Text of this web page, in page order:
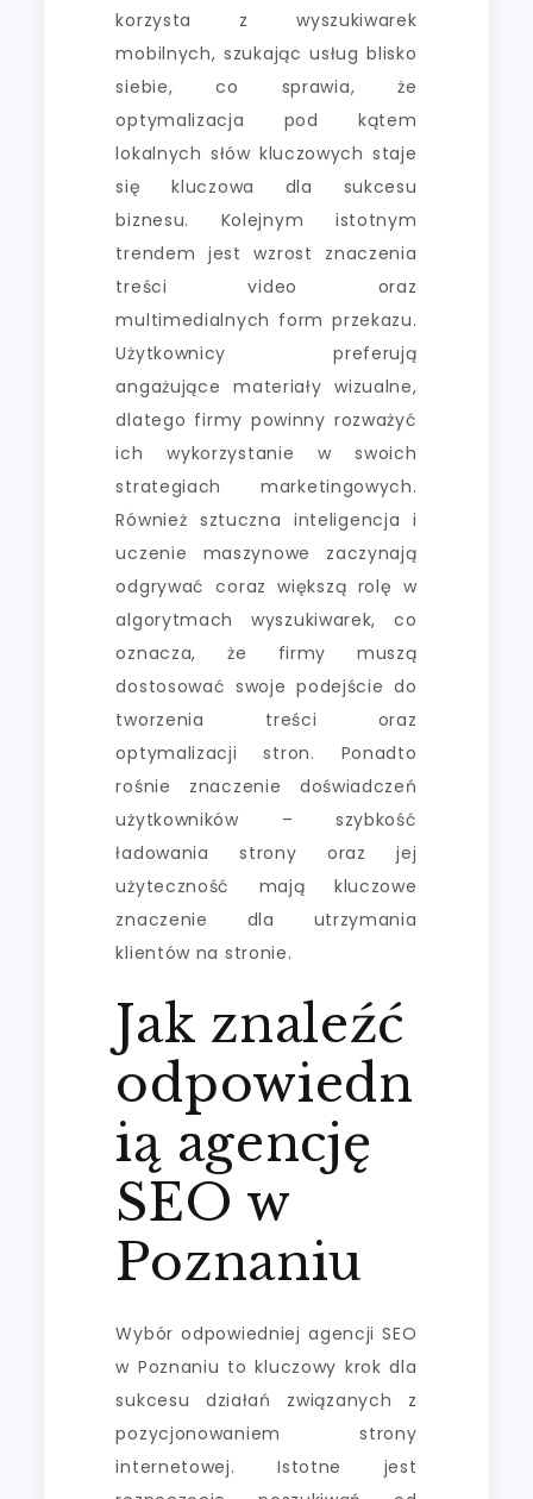
korzysta z wyszukiwarek
mobilnych, szukając usług blisko
siebie, co sprawia, że
optymalizacja pod kątem
lokalnych słów kluczowych staje
się kluczowa dla sukcesu
biznesu. Kolejnym istotnym
trendem jest wzrost znaczenia
treści video oraz
multimedialnych form przekazu.
Użytkownicy preferują
angażujące materiały wizualne,
dlatego firmy powinny rozważyć
ich wykorzystanie w swoich
strategiach marketingowych.
Również sztuczna inteligencja i
uczenie maszynowe zaczynają
odgrywać coraz większą rolę w
algorytmach wyszukiwarek, co
oznacza, że firmy muszą
dostosować swoje podejście do
tworzenia treści oraz
optymalizacji stron. Ponadto
rośnie znaczenie doświadczeń
użytkowników – szybkość
ładowania strony oraz jej
użyteczność mają kluczowe
znaczenie dla utrzymania
klientów na stronie.
Jak znaleźć
odpowiedn
ią agencję
SEO w
Poznaniu
Wybór odpowiedniej agencji SEO
w Poznaniu to kluczowy krok dla
sukcesu działań związanych z
pozycjonowaniem strony
internetowej. Istotne jest